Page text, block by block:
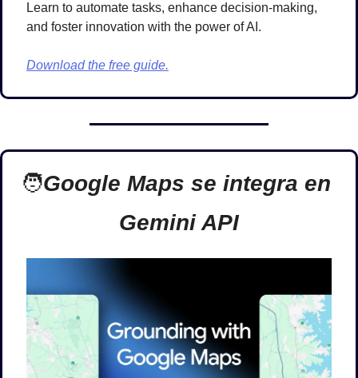
Learn to automate tasks, enhance decision-making,
and foster innovation with the power of AI.
Download the free guide.
🧑Google Maps se integra en
Gemini API